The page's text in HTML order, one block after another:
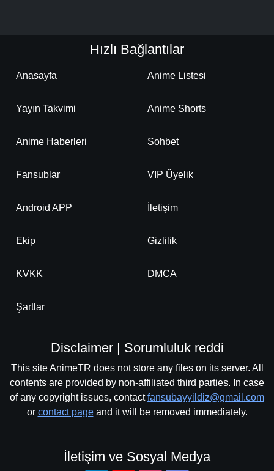
Hızlı Bağlantılar
Anasayfa Anime Listesi
Yayın Takvimi Anime Shorts
Anime Haberleri Sohbet
Fansublar VIP Üyelik
Android APP İletişim
Ekip Gizlilik
KVKK DMCA
Şartlar
Disclaimer | Sorumluluk reddi
This site AnimeTR does not store any files on its server. All
contents are provided by non-affiliated third parties. In case
of any copyright issues, contactfansubayyildiz@gmail.com
or contact pageand it will be removed immediately.
İletişim ve Sosyal Medya